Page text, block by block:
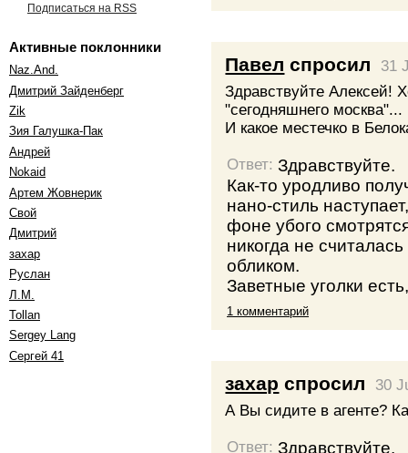
Подписаться на RSS
Активные поклонники
Naz.And.
Дмитрий Зайденберг
Zik
Зия Галушка-Пак
Андрей
Nokaid
Артем Жовнерик
Свой
Дмитрий
захар
Руслан
Л.М.
Tollan
Sergey Lang
Сергей 41
Павел спросил
31
Здравствуйте Алексей!
"сегодняшнего москва"...
И какое местечко в
Ответ:Здравствуйте.
Как-то уродливо
нано-стиль
фоне убого
никогда не
обликом.
Заветные уголки
1 комментарий
захар спросил
30
А Вы сидите в агенте?
Ответ:Здравствуйте.